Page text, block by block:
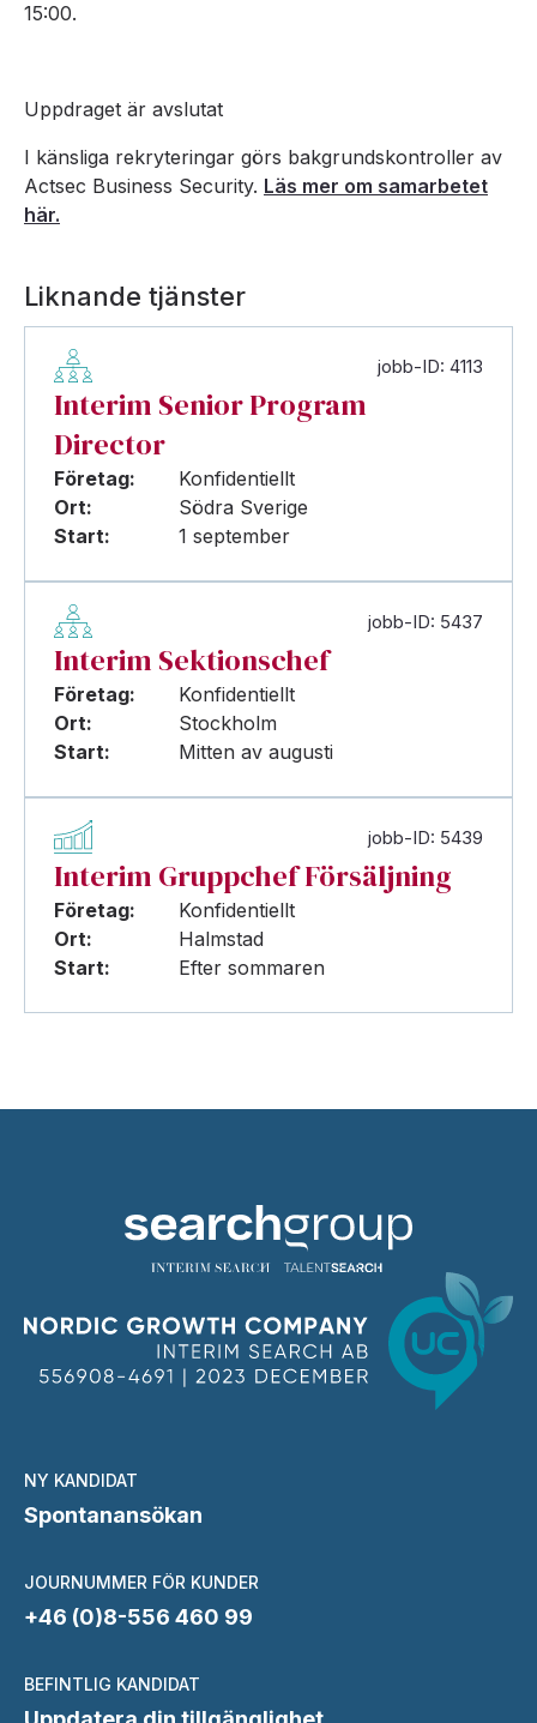
15:00.
Uppdraget är avslutat
I känsliga rekryteringar görs bakgrundskontroller av
Actsec Business Security. Läs mer om samarbetet
här.
Liknande tjänster
jobb-ID: 4113
Interim Senior Program
Director
Företag:
Konfidentiellt
Ort:
Södra Sverige
Start:
1 september
jobb-ID: 5437
Interim Sektionschef
Företag:
Konfidentiellt
Ort:
Stockholm
Start:
Mitten av augusti
jobb-ID: 5439
Interim Gruppchef Försäljning
Företag:
Konfidentiellt
Ort:
Halmstad
Start:
Efter sommaren
NY KANDIDAT
Spontanansökan
JOURNUMMER FÖR KUNDER
+46 (0)8-556 460 99
BEFINTLIG KANDIDAT